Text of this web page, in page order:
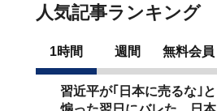
人気記事ランキング
1時間 週間 無料会員
習近平が｢日本に売るな｣と